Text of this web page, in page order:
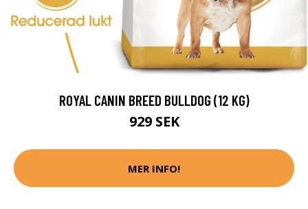
ROYAL CANIN BREED BULLDOG (12 KG)
929 SEK
MER INFO!